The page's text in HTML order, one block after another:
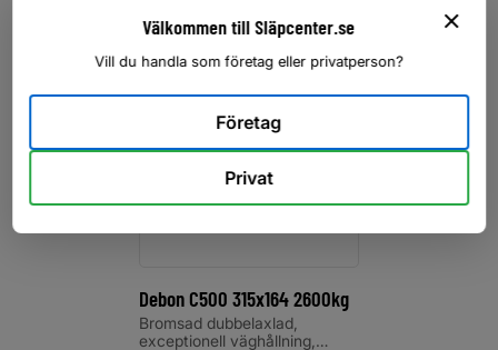
Debon C500 315x164 2600kg
Bromsad dubbelaxlad,
exceptionell väghållning,
Välkommen till Släpcenter.se
Vill du handla som företag eller privatperson?
Företag
Privat